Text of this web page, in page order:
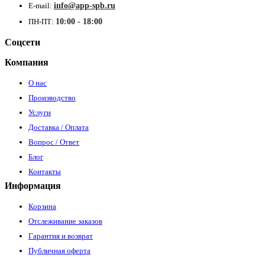
E-mail: info@app-spb.ru
ПН-ПТ: 10:00 - 18:00
Соцсети
Компания
О нас
Производство
Услуги
Доставка / Оплата
Вопрос / Ответ
Блог
Контакты
Информация
Корзина
Отслеживание заказов
Гарантия и возврат
Публичная оферта